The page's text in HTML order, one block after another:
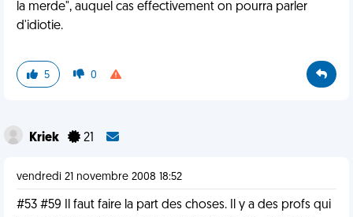
la merde", auquel cas effectivement on pourra parler
d'idiotie.
5 0
Kriek 21
vendredi 21 novembre 2008 18:52
#53 #59 Il faut faire la part des choses. Il y a des profs qui